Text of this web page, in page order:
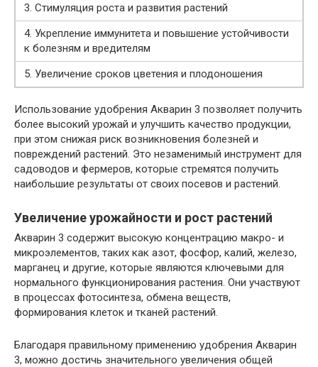
3. Стимуляция роста и развития растений
4. Укрепление иммунитета и повышение устойчивости
к болезням и вредителям
5. Увеличение сроков цветения и плодоношения
Использование удобрения Акварин 3 позволяет получить
более высокий урожай и улучшить качество продукции,
при этом снижая риск возникновения болезней и
повреждений растений. Это незаменимый инструмент для
садоводов и фермеров, которые стремятся получить
наибольшие результаты от своих посевов и растений.
Увеличение урожайности и рост растений
Акварин 3 содержит высокую концентрацию макро- и
микроэлементов, таких как азот, фосфор, калий, железо,
марганец и другие, которые являются ключевыми для
нормального функционирования растения. Они участвуют
в процессах фотосинтеза, обмена веществ,
формирования клеток и тканей растений.
Благодаря правильному применению удобрения Акварин
3, можно достичь значительного увеличения общей